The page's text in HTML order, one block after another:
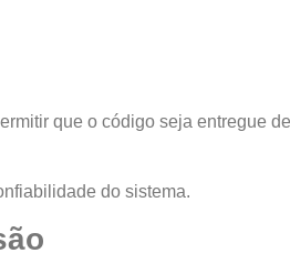
que o código seja entregue
do sistema.